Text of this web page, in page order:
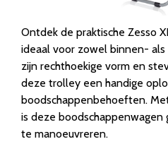
Ontdek de praktische Zesso
ideaal voor zowel binnen-
zijn rechthoekige vorm en
deze trolley een handige
boodschappenbehoeften.
is deze
te manoeuvreren.